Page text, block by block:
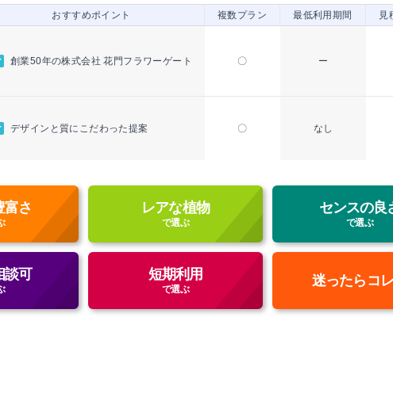
おすすめポイント 複数プラン 最低利用期間 見
創業50年の株式会社 花門フラワーゲート 〇 ー
デザインと質にこだわった提案 〇 なし
富さ レアな植物
で選ぶ
センスの良
で選ぶ
談可 短期利用
で選ぶ
迷ったらコ